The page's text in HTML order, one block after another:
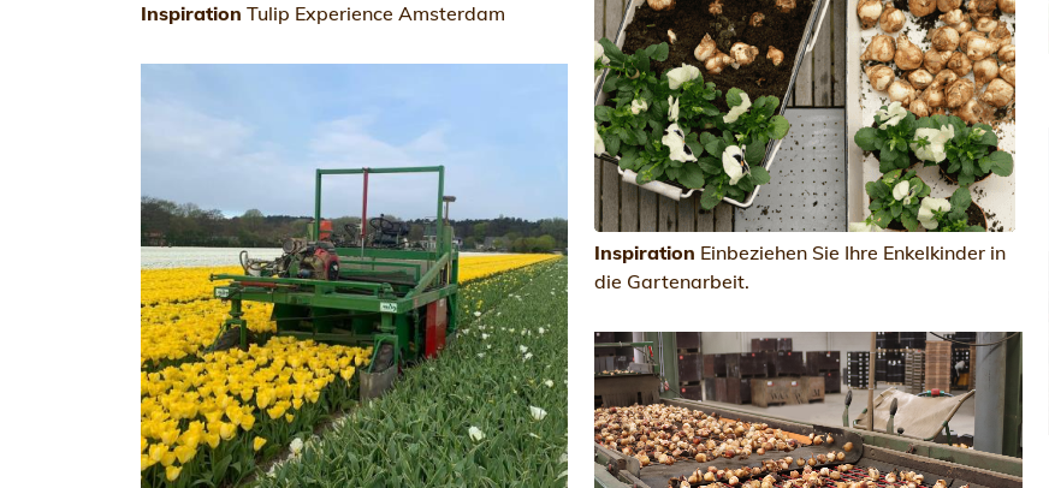
Inspiration Einbeziehen Sie Ihre Enkelkinder in
die Gartenarbeit.
Inspiration Tulip Experience Amsterdam